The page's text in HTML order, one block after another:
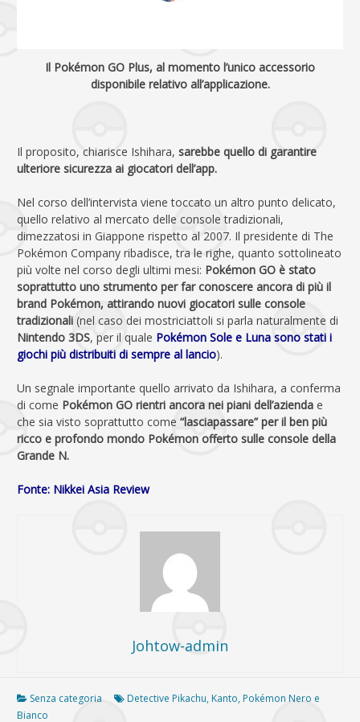
Il Pokémon GO Plus, al momento l’unico accessorio
disponibile relativo all’applicazione.
Il proposito, chiarisce Ishihara, sarebbe quello di garantire
ulteriore sicurezza ai giocatori dell’app.
Nel corso dell’intervista viene toccato un altro punto delicato,
quello relativo al mercato delle console tradizionali,
dimezzatosi in Giappone rispetto al 2007. Il presidente di The
Pokémon Company ribadisce, tra le righe, quanto sottolineato
più volte nel corso degli ultimi mesi: Pokémon GO è stato
soprattutto uno strumento per far conoscere ancora di più il
brand Pokémon, attirando nuovi giocatori sulle console
tradizionali (nel caso dei mostriciattoli si parla naturalmente di
Nintendo 3DS, per il quale Pokémon Sole e Luna sono stati i
giochi più distribuiti di sempre al lancio).
Un segnale importante quello arrivato da Ishihara, a conferma
di come Pokémon GO rientri ancora nei piani dell’azienda e
che sia visto soprattutto come “lasciapassare” per il ben più
ricco e profondo mondo Pokémon offerto sulle console della
Grande N.
Fonte: Nikkei Asia Review
Johtow-admin
Senza categoria Detective Pikachu, Kanto, Pokémon Nero e
Bianco